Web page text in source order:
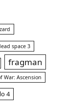
space 3
fragman
War: Ascension
4